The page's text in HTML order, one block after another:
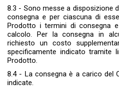
8.3 - Sono messe a disposizione
consegna e per ciascuna di
Prodotto i termini di consegna
calcolo. Per la consegna in
richiesto un costo
specificamente indicato tramite
Prodotto.
8.4 - La consegna è a carico del
indicate.